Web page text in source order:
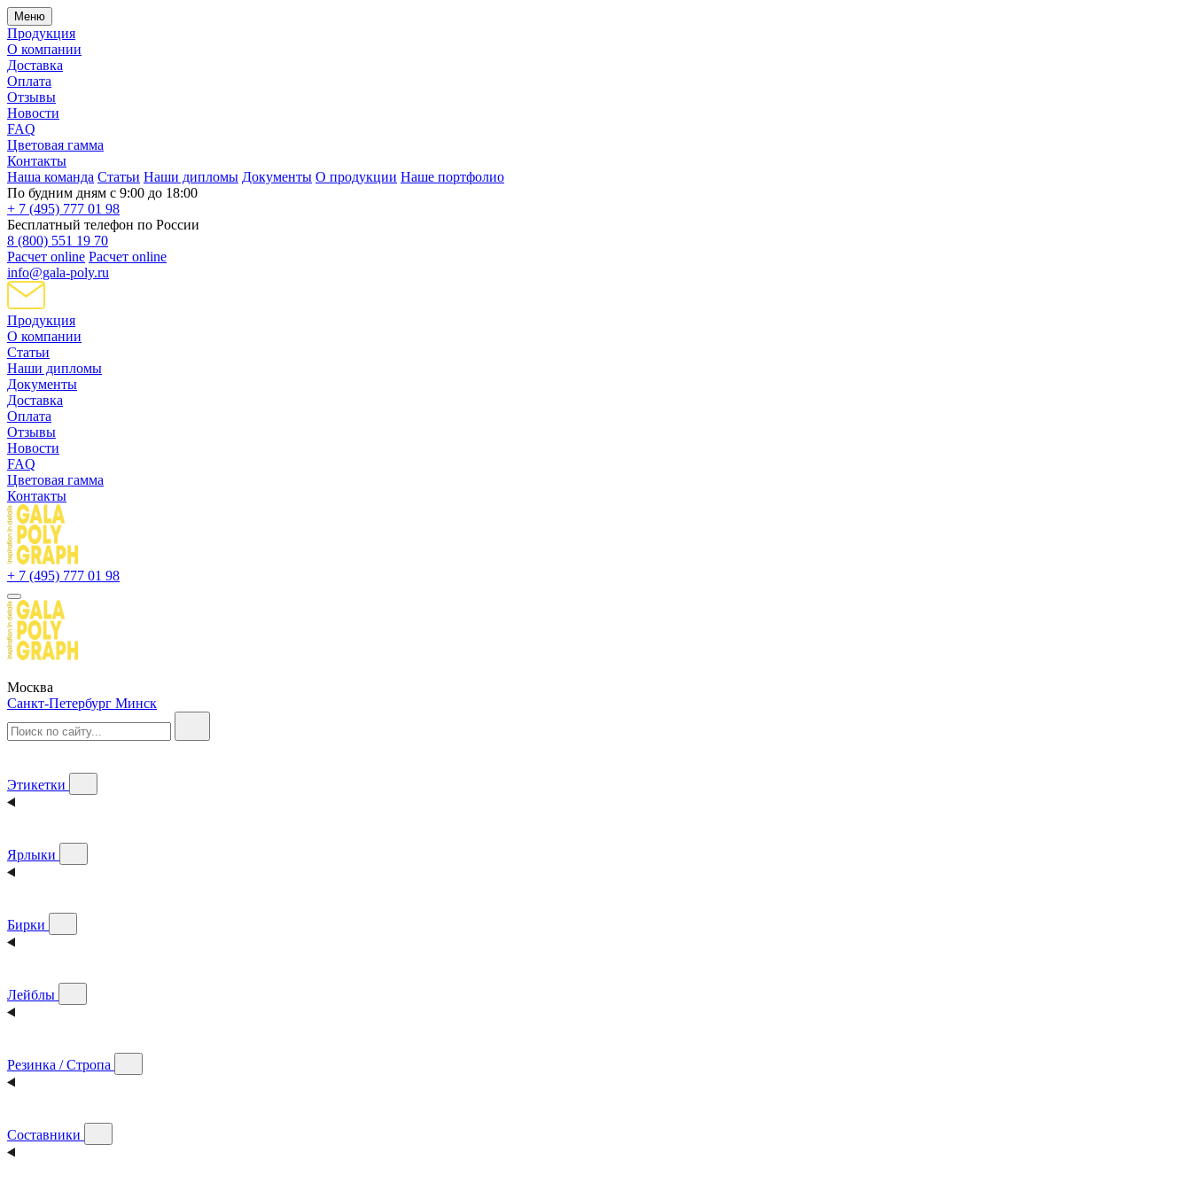
Меню
Продукция
О компании
Доставка
Оплата
Отзывы
Новости
FAQ
Цветовая гамма
Контакты
Наша команда Статьи Наши дипломы Документы О продукции Наше портфолио
По будним дням с 9:00 до 18:00
+ 7 (495) 777 01 98
Бесплатный телефон по России
8 (800) 551 19 70
Расчет online Расчет online
info@gala-poly.ru
Продукция
О компании
Статьи
Наши дипломы
Документы
Доставка
Оплата
Отзывы
Новости
FAQ
Цветовая гамма
Контакты
+ 7 (495) 777 01 98
Москва
Санкт-Петербург Минск
Этикетки
Ярлыки
Бирки
Лейблы
Резинка / Стропа
Составники